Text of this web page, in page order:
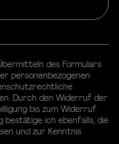
des Formulars
personenbezogenen
Durch den Widerruf der
bis zum Widerruf
ich ebenfalls, die
und zur Kenntnis